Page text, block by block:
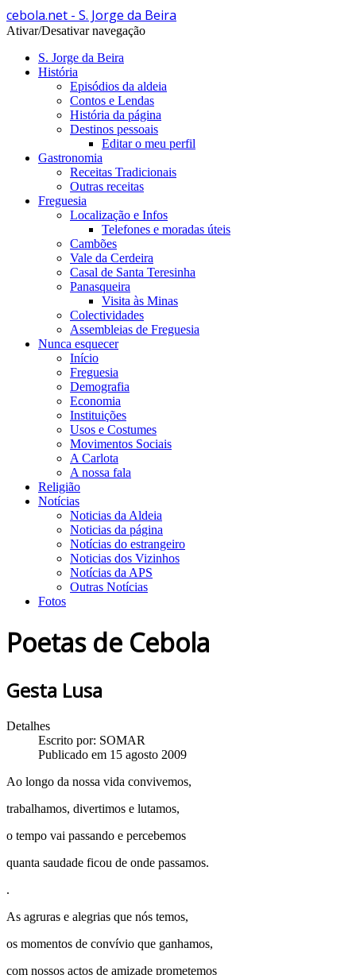
cebola.net - S. Jorge da Beira
Ativar/Desativar navegação
S. Jorge da Beira
História
Episódios da aldeia
Contos e Lendas
História da página
Destinos pessoais
Editar o meu perfil
Gastronomia
Receitas Tradicionais
Outras receitas
Freguesia
Localização e Infos
Telefones e moradas úteis
Cambões
Vale da Cerdeira
Casal de Santa Teresinha
Panasqueira
Visita às Minas
Colectividades
Assembleias de Freguesia
Nunca esquecer
Início
Freguesia
Demografia
Economia
Instituições
Usos e Costumes
Movimentos Sociais
A Carlota
A nossa fala
Religião
Notícias
Noticias da Aldeia
Noticias da página
Notícias do estrangeiro
Noticias dos Vizinhos
Notícias da APS
Outras Notícias
Fotos
Poetas de Cebola
Gesta Lusa
Detalhes
Escrito por: SOMAR
Publicado em 15 agosto 2009
Ao longo da nossa vida convivemos,
trabalhamos, divertimos e lutamos,
o tempo vai passando e percebemos
quanta saudade ficou de onde passamos.
.
As agruras e alegrias que nós temos,
os momentos de convívio que ganhamos,
com nossos actos de amizade prometemos